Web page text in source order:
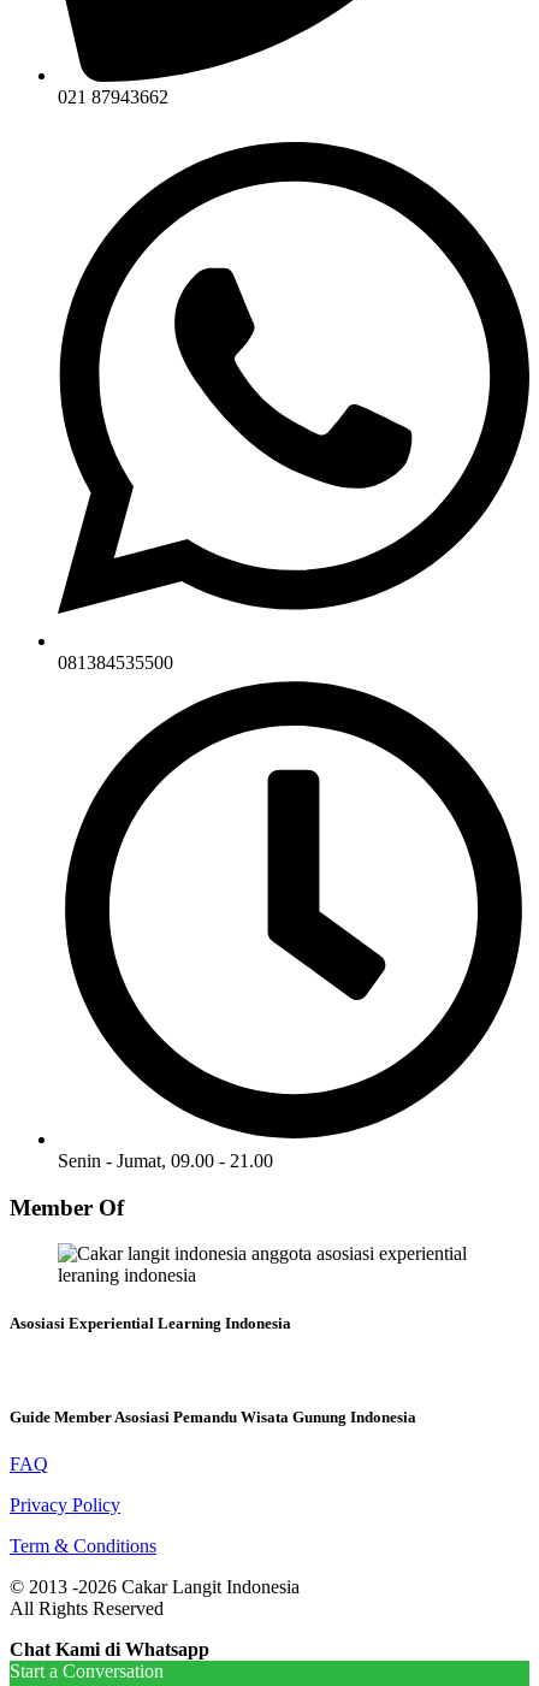
021 87943662
081384535500
Senin - Jumat, 09.00 - 21.00
Member Of
Asosiasi Experiential Learning Indonesia
Guide Member Asosiasi Pemandu Wisata Gunung Indonesia
FAQ
Privacy Policy
Term & Conditions
© 2013 -2026 Cakar Langit Indonesia
All Rights Reserved
Chat Kami di Whatsapp
Start a Conversation